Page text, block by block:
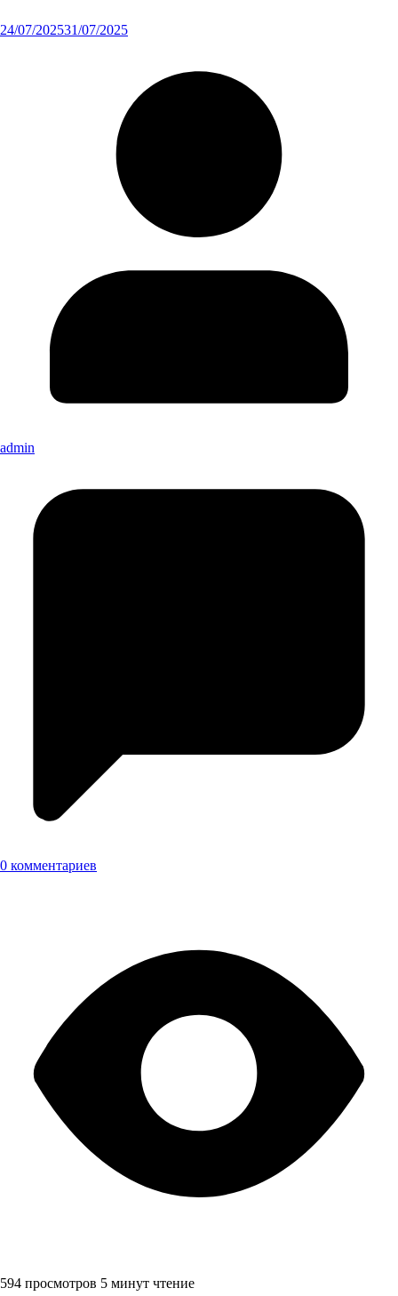
24/07/202531/07/2025
admin
0 комментариев
594 просмотров 5 минут чтение